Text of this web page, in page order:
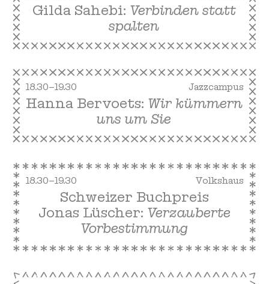
Gilda Sahebi: Verbinden statt
spalten
18.30–19.30 Jazzcampus
Hanna Bervoets: Wir kümmern
uns um Sie
18.30–19.30 Volkshaus
Schweizer Buchpreis
Jonas Lüscher: Verzauberte
Vorbestimmung